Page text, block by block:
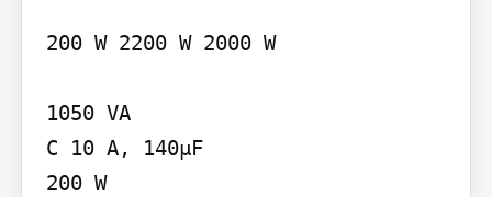
200 W 2200 W 2000 W
1050 VA
C 10 A, 140μF
200 W